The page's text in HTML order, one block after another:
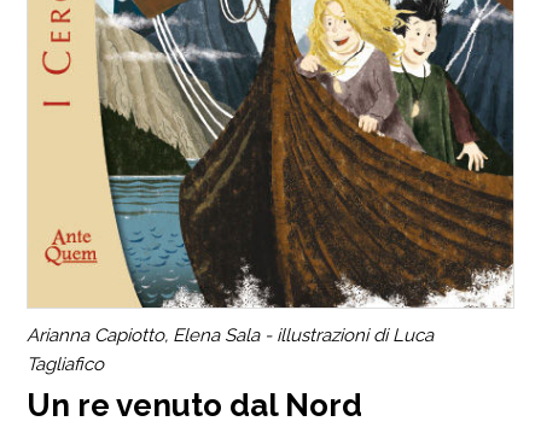
Arianna Capiotto, Elena Sala - illustrazioni di Luca
Tagliafico
Un re venuto dal Nord